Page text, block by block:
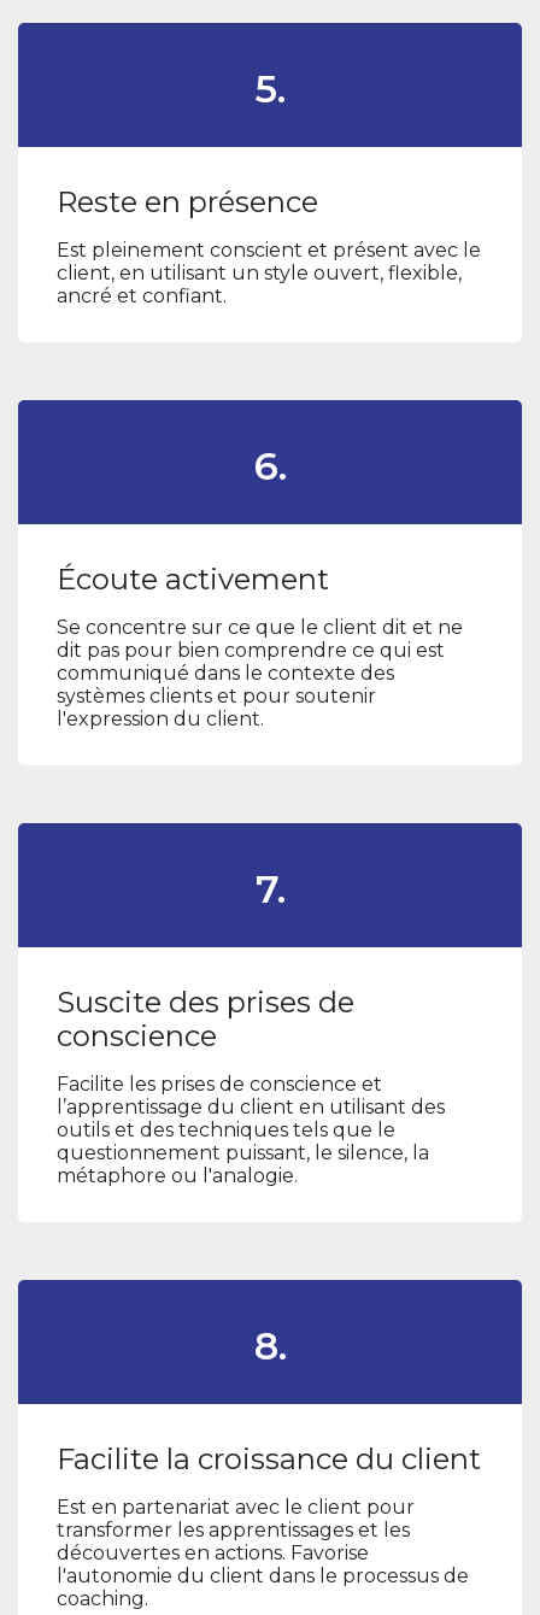
5.
Reste en présence
Est pleinement conscient et présent avec le
client, en utilisant un style ouvert, flexible,
ancré et confiant.
6.
Écoute activement
Se concentre sur ce que le client dit et ne
dit pas pour bien comprendre ce qui est
communiqué dans le contexte des
systèmes clients et pour soutenir
l'expression du client.
7.
Suscite des prises de
conscience
Facilite les prises de conscience et
l’apprentissage du client en utilisant des
outils et des techniques tels que le
questionnement puissant, le silence, la
métaphore ou l'analogie.
8.
Facilite la croissance du client
Est en partenariat avec le client pour
transformer les apprentissages et les
découvertes en actions. Favorise
l'autonomie du client dans le processus de
coaching.